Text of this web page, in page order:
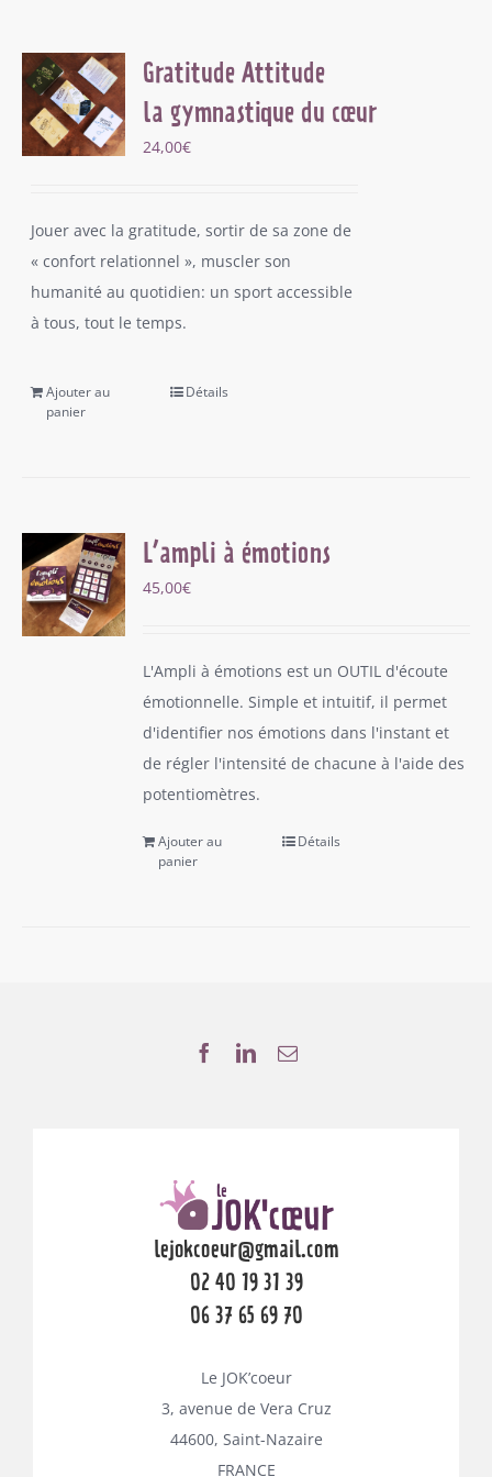
Gratitude Attitude
la gymnastique du cœur
24,00€
Jouer avec la gratitude, sortir de sa zone de
« confort relationnel », muscler son
humanité au quotidien: un sport accessible
à tous, tout le temps.
Ajouter au
panier
Détails
L’ampli à émotions
45,00€
L'Ampli à émotions est un OUTIL d'écoute
émotionnelle. Simple et intuitif, il permet
d'identifier nos émotions dans l'instant et
de régler l'intensité de chacune à l'aide des
potentiomètres.
Ajouter au
panier
Détails
lejokcoeur@gmail.com
02 40 19 31 39
06 37 65 69 70
Le JOK’coeur
3, avenue de Vera Cruz
44600, Saint-Nazaire
FRANCE